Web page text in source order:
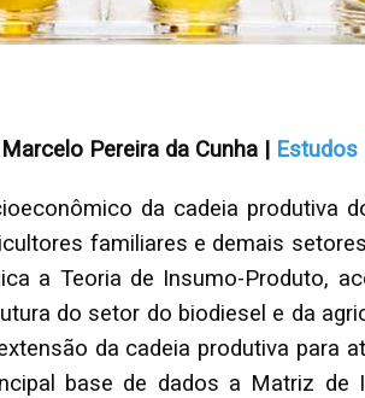
Pereira da Cunha |
da cadeia produtiva
familiares e demais
a Teoria de Insumo-Produto,
do setor do biodiesel e da
da cadeia produtiva para
base de dados a Matriz de